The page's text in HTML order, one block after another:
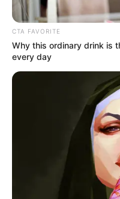
CTA FAVORITE
Why this ordinary drink is
every day